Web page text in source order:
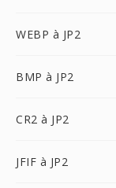
WEBP à JP2
BMP à JP2
CR2 à JP2
JFIF à JP2